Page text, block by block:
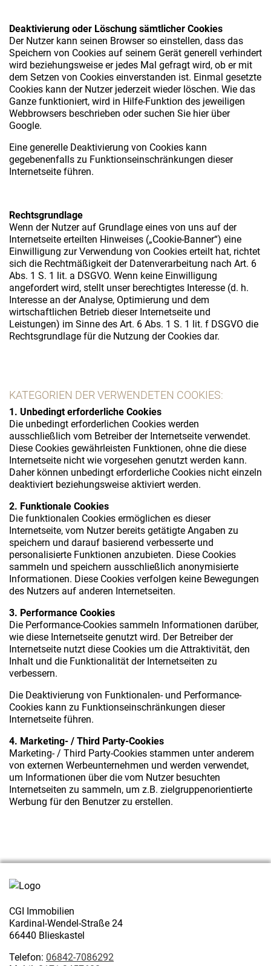
Deaktivierung oder Löschung sämtlicher Cookies
Der Nutzer kann seinen Browser so einstellen, dass das
Speichern von Cookies auf seinem Gerät generell verhindert
wird beziehungsweise er jedes Mal gefragt wird, ob er mit
dem Setzen von Cookies einverstanden ist. Einmal gesetzte
Cookies kann der Nutzer jederzeit wieder löschen. Wie das
Ganze funktioniert, wird in Hilfe-Funktion des jeweiligen
Webbrowsers beschrieben oder suchen Sie hier über
Google.
Eine generelle Deaktivierung von Cookies kann
gegebenenfalls zu Funktionseinschränkungen dieser
Internetseite führen.
Rechtsgrundlage
Wenn der Nutzer auf Grundlage eines von uns auf der
Internetseite erteilten Hinweises („Cookie-Banner“) eine
Einwilligung zur Verwendung von Cookies erteilt hat, richtet
sich die Rechtmäßigkeit der Datenverarbeitung nach Art. 6
Abs. 1 S. 1 lit. a DSGVO. Wenn keine Einwilligung
angefordert wird, stellt unser berechtigtes Interesse (d. h.
Interesse an der Analyse, Optimierung und dem
wirtschaftlichen Betrieb dieser Internetseite und
Leistungen) im Sinne des Art. 6 Abs. 1 S. 1 lit. f DSGVO die
Rechtsgrundlage für die Nutzung der Cookies dar.
KATEGORIEN DER VERWENDETEN COOKIES:
1. Unbedingt erforderliche Cookies
Die unbedingt erforderlichen Cookies werden
ausschließlich vom Betreiber der Internetseite verwendet.
Diese Cookies gewährleisten Funktionen, ohne die diese
Internetseite nicht wie vorgesehen genutzt werden kann.
Daher können unbedingt erforderliche Cookies nicht einzeln
deaktiviert beziehungsweise aktiviert werden.
2. Funktionale Cookies
Die funktionalen Cookies ermöglichen es dieser
Internetseite, vom Nutzer bereits getätigte Angaben zu
speichern und darauf basierend verbesserte und
personalisierte Funktionen anzubieten. Diese Cookies
sammeln und speichern ausschließlich anonymisierte
Informationen. Diese Cookies verfolgen keine Bewegungen
des Nutzers auf anderen Internetseiten.
3. Performance Cookies
Die Performance-Cookies sammeln Informationen darüber,
wie diese Internetseite genutzt wird. Der Betreiber der
Internetseite nutzt diese Cookies um die Attraktivität, den
Inhalt und die Funktionalität der Internetseiten zu
verbessern.
Die Deaktivierung von Funktionalen- und Performance-
Cookies kann zu Funktionseinschränkungen dieser
Internetseite führen.
4. Marketing- / Third Party-Cookies
Marketing- / Third Party-Cookies stammen unter anderem
von externen Werbeunternehmen und werden verwendet,
um Informationen über die vom Nutzer besuchten
Internetseiten zu sammeln, um z.B. zielgruppenorientierte
Werbung für den Benutzer zu erstellen.
CGI Immobilien
Kardinal-Wendel-Straße 24
66440 Blieskastel
Telefon: 06842-7086292